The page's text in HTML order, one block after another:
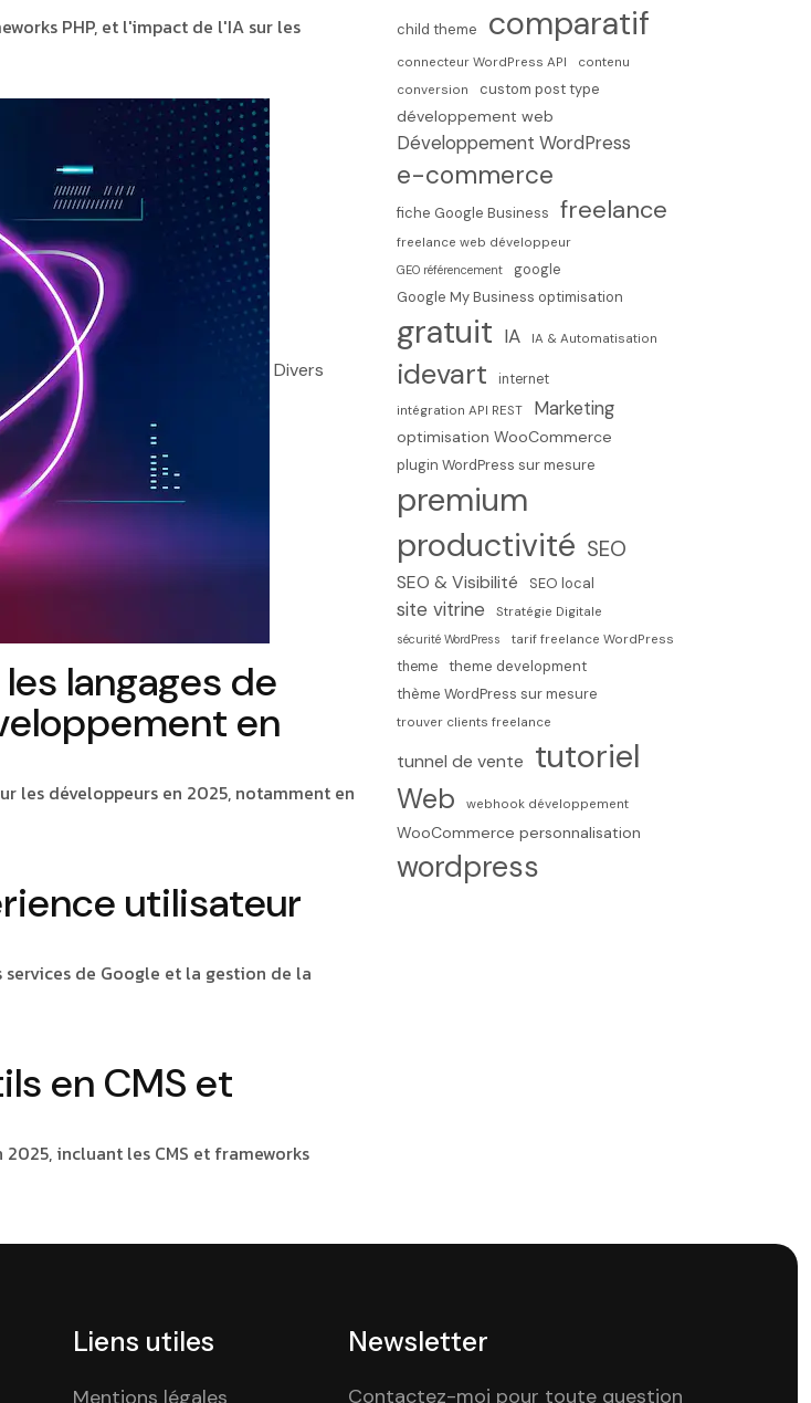
PHP, et l'impact de l'IA sur les
Divers
langages de
en
les développeurs en 2025, notamment en
utilisateur
de Google et la gestion de la
en CMS et
incluant les CMS et frameworks
child theme comparatif
connecteur WordPress API
contenu
conversion
custom post type
développement web
Développement WordPress
e-commerce
fiche Google Business freelance
freelance web développeur
GEO référencement google
Google My Business optimisation
gratuit IA IA & Automatisation
idevart internet
intégration API REST Marketing
optimisation WooCommerce
plugin WordPress sur mesure
premium
productivité SEO
SEO & Visibilité SEO local
site vitrine Stratégie Digitale
sécurité WordPress tarif freelance WordPress
theme
theme development
thème WordPress sur mesure
trouver clients freelance
tunnel de vente tutoriel
Web webhook développement
WooCommerce personnalisation
wordpress
Liens utiles
Mentions légales
Newsletter
Contactez-moi pour toute question